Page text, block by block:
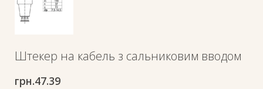
Штекер на кабель з сальниковим вводом
грн.47.39